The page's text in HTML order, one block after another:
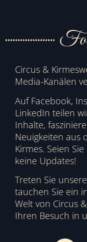
Circus &
Media-Kanälen
Auf Facebook,
LinkedIn teilen
Inhalte,
Neuigkeiten aus
Kirmes. Seien
keine Updates!
Treten Sie
tauchen Sie ein
Welt von Circus
Ihren Besuch in